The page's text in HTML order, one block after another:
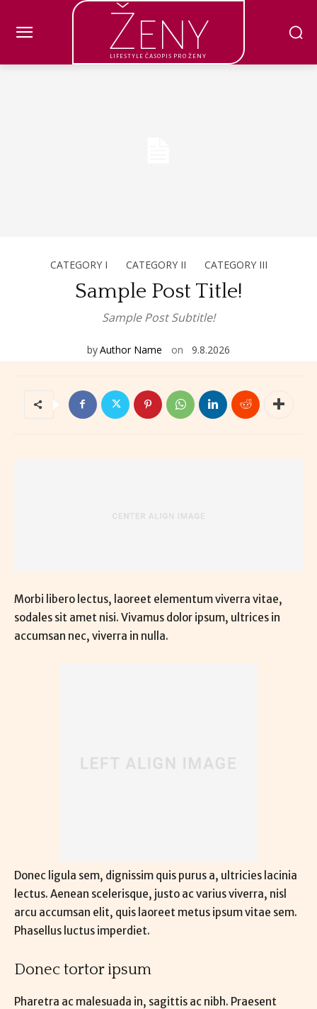
Ženy
LIFESTYLE ČASOPIS PRO ŽENY
CATEGORY I CATEGORY II CATEGORY III
Sample Post Title!
Sample Post Subtitle!
byAuthor Name on 9.8.2026
Morbi libero lectus, laoreet elementum viverra vitae,
sodales sit amet nisi. Vivamus dolor ipsum, ultrices in
accumsan nec, viverra in nulla.
Donec ligula sem, dignissim quis purus a, ultricies lacinia
lectus. Aenean scelerisque, justo ac varius viverra, nisl
arcu accumsan elit, quis laoreet metus ipsum vitae sem.
Phasellus luctus imperdiet.
Donec tortor ipsum
Pharetra ac malesuada in, sagittis ac nibh. Praesent